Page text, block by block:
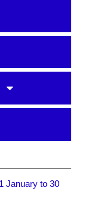
January to 30